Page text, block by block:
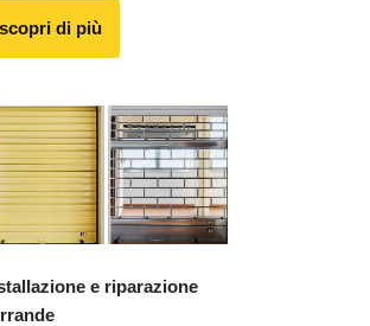
scopri di più
e riparazione